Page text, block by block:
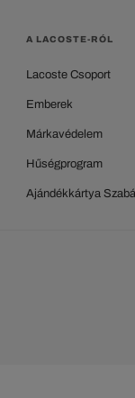
A LACOSTE-RÓL
Lacoste Csoport
Emberek
Márkavédelem
Hűségprogram
Ajándékkártya